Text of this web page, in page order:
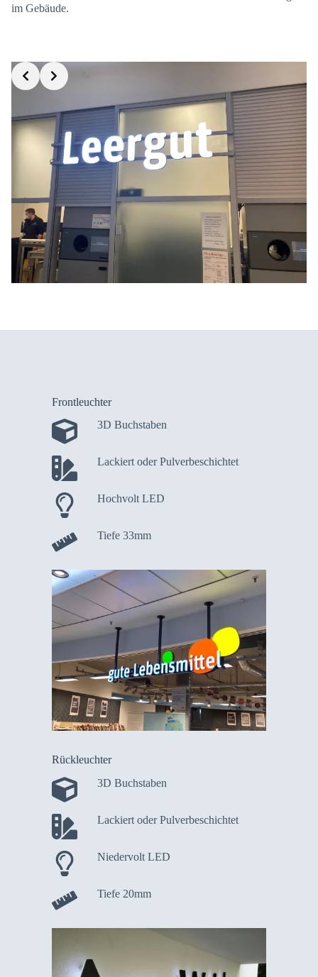
im Gebäude.
Slide 4 of 7
Frontleuchter
3D Buchstaben
Lackiert oder Pulverbeschichtet
Hochvolt LED
Tiefe 33mm
Rückleuchter
3D Buchstaben
Lackiert oder Pulverbeschichtet
Niedervolt LED
Tiefe 20mm